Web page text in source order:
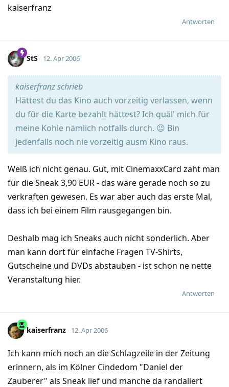
kaiserfranz
Antworten
StS 12. Apr 2006
kaiserfranz schrieb
Hättest du das Kino auch vorzeitig verlassen, wenn
du für die Karte bezahlt hättest? Ich quäl' mich für
meine Kohle nämlich notfalls durch. 😉 Bin
jedenfalls noch nie vorzeitig ausm Kino raus.
Weiß ich nicht genau. Gut, mit CinemaxxCard zaht man
für die Sneak 3,90 EUR - das wäre gerade noch so zu
verkraften gewesen. Es war aber auch das erste Mal,
dass ich bei einem Film rausgegangen bin.
Deshalb mag ich Sneaks auch nicht sonderlich. Aber
man kann dort für einfache Fragen TV-Shirts,
Gutscheine und DVDs abstauben - ist schon ne nette
Veranstaltung hier.
Antworten
kaiserfranz 12. Apr 2006
Ich kann mich noch an die Schlagzeile in der Zeitung
erinnern, als im Kölner Cindedom "Daniel der
Zauberer" als Sneak lief und manche da randaliert